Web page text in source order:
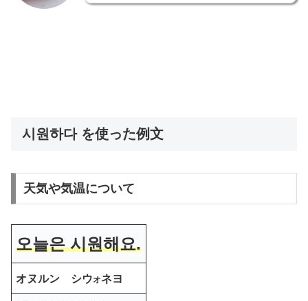
시원하다 を使った例文
天気や気温について
오늘은 시원해요.
オヌルン シウオネヨ